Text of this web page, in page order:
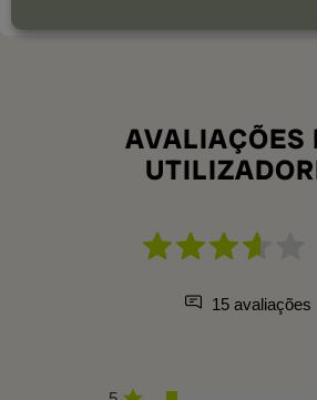
AVALIAÇÕES
15 avaliações